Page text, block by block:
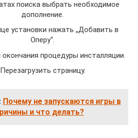
поиска выбрать необходимое
дополнение.
установки нажать „Добавить в
Оперу“.
процедуры инсталляции.
Перезагрузить страницу.
Почему не запускаются игры в
и что делать?